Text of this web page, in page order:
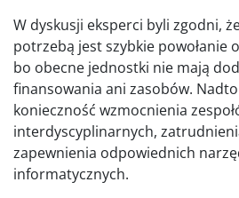
W dyskusji eksperci byli zgodni,
potrzebą jest szybkie powołanie
bo obecne jednostki nie mają
finansowania ani zasobów.
konieczność wzmocnienia
interdyscyplinarnych,
zapewnienia odpowiednich
informatycznych.